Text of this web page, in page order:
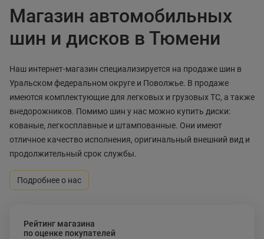
Магазин автомобильных
шин и дисков в Тюмени
Наш интернет-магазин специализируется на продаже шин в
Уральском федеральном округе и Поволжье. В продаже
имеются комплектующие для легковых и грузовых ТС, а также
внедорожников. Помимо шин у нас можно купить диски:
кованые, легкосплавные и штампованные. Они имеют
отличное качество исполнения, оригинальный внешний вид и
продолжительный срок службы.
Подробнее о нас
Рейтинг магазина
по оценке покупателей